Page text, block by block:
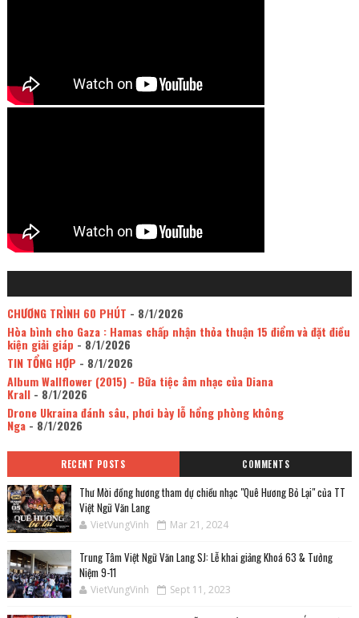
CHƯƠNG TRÌNH 60 PHÚT - 8/1/2026
Hòa bình cho Gaza : Hamas chấp nhận thỏa thuận 15 điểm và đặt điều
kiện giải giáp - 8/1/2026
TIN TỔNG HỢP - 8/1/2026
Album Wallflower (2015) - Bữa tiệc âm nhạc của Diana
Krall- 8/1/2026
Drone Ukraina đánh sâu, phơi bày lỗ hổng phòng không
Nga- 8/1/2026
RECENT POSTS COMMENTS
Thư Mời đồng hương tham dự chiều nhạc "Quê Hương Bỏ Lại" của TT
Việt Ngữ Văn Lang
VietVungVinh Mar 21, 2024
Trung Tâm Việt Ngữ Văn Lang SJ: Lễ khai giảng Khoá 63 & Tưởng
Niệm 9-11
VietVungVinh Sept 11, 2023